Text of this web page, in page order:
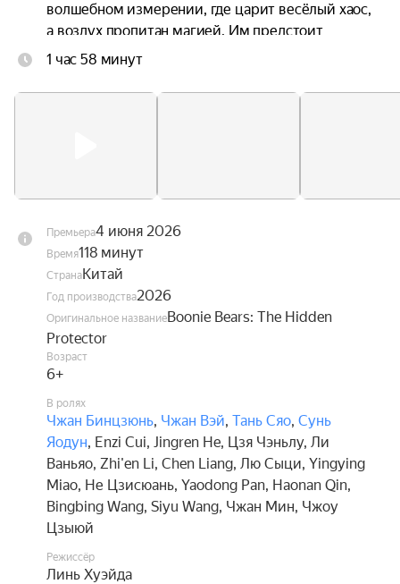
волшебном измерении, где царит весёлый хаос,
а воздух пропитан магией. Им предстоит
научиться управлять своими способностями и
чтобы суметь вернуться домой.
1 час 58 минут
Премьера4 июня 2026
Время118 минут
СтранаКитай
Год производства2026
Оригинальное названиеBoonie Bears: The Hidden
Protector
Возраст
6+
В ролях
Чжан Бинцзюнь, Чжан Вэй, Тань Сяо, Сунь
Яодун, Enzi Cui, Jingren He, Цзя Чэньлу, Ли
Ваньяо, Zhi'en Li, Chen Liang, Лю Сыци, Yingying
Miao, Не Цзисюань, Yaodong Pan, Haonan Qin,
Bingbing Wang, Siyu Wang, Чжан Мин, Чжоу
Цзыюй
Режиссёр
Линь Хуэйда